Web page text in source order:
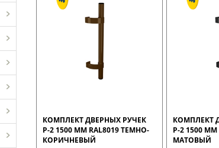
КОМПЛЕКТ ДВЕРНЫХ РУЧЕК
Р-2 1500 ММ RAL8019 ТЕМНО-
КОРИЧНЕВЫЙ
КОМПЛЕКТ
Р-2 1500
МАТОВЫЙ